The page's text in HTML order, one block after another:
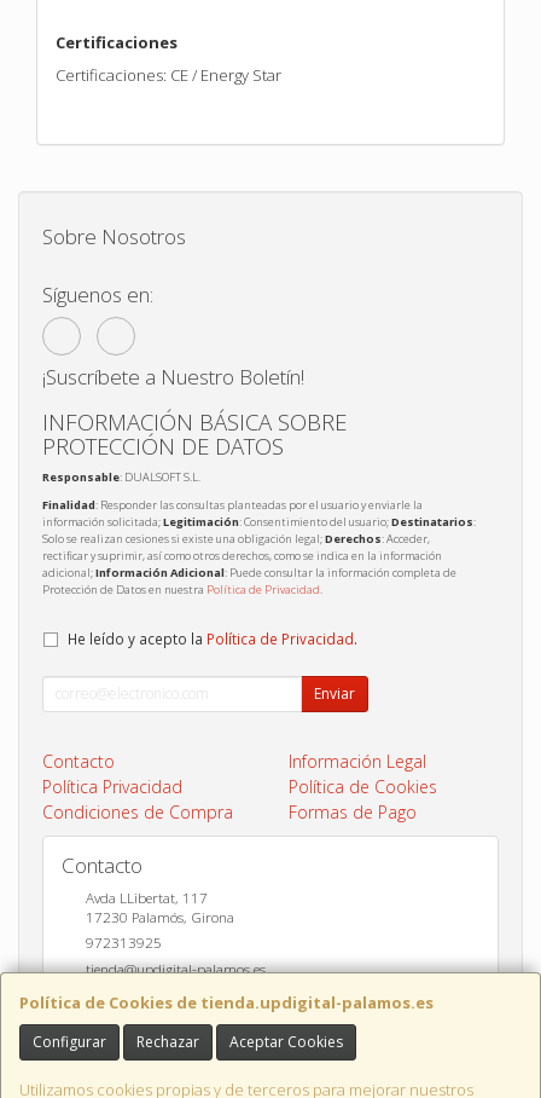
Certificaciones
Certificaciones: CE / Energy Star
Política de Cookies de tienda.updigital-palamos.es
Configurar Rechazar Aceptar Cookies
Utilizamos cookies propias y de terceros para mejorar nuestros
Sobre Nosotros
Síguenos en:
¡Suscríbete a Nuestro Boletín!
INFORMACIÓN BÁSICA SOBRE
PROTECCIÓN DE DATOS
Responsable: DUALSOFT S.L.
Finalidad: Responder las consultas planteadas por el usuario y enviarle la
información solicitada;Legitimación: Consentimiento del usuario;Destinatarios:
Solo se realizan cesiones si existe una obligación legal;Derechos: Acceder,
rectificar y suprimir, así como otros derechos, como se indica en la información
adicional;Información Adicional: Puede consultar la información completa de
Protección de Datos en nuestra Política de Privacidad.
He leído y acepto la Política de Privacidad.
Enviar
Contacto
Información Legal
Política Privacidad
Política de Cookies
Condiciones de Compra
Formas de Pago
Contacto
Avda LLibertat, 117
17230 Palamós, Girona
972313925
tienda@updigital-palamos.es
Horario